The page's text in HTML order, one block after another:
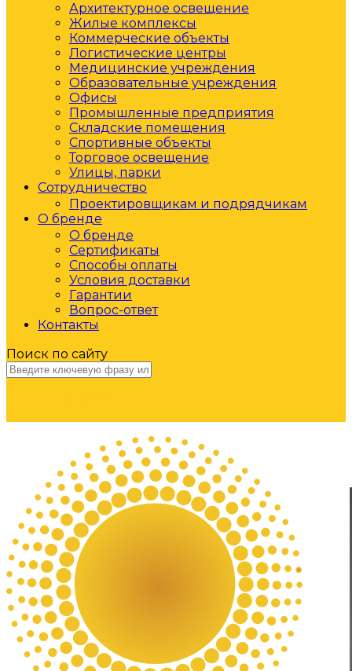
Архитектурное освещение
Жилые комплексы
Коммерческие объекты
Логистические центры
Медицинские учреждения
Образовательные учреждения
Офисы
Промышленные предприятия
Складские помещения
Спортивные объекты
Торговое освещение
Улицы, парки
Сотрудничество
Проектировщикам и подрядчикам
О бренде
О бренде
Сертификаты
Способы оплаты
Условия доставки
Гарантии
Вопрос-ответ
Контакты
Поиск по сайту